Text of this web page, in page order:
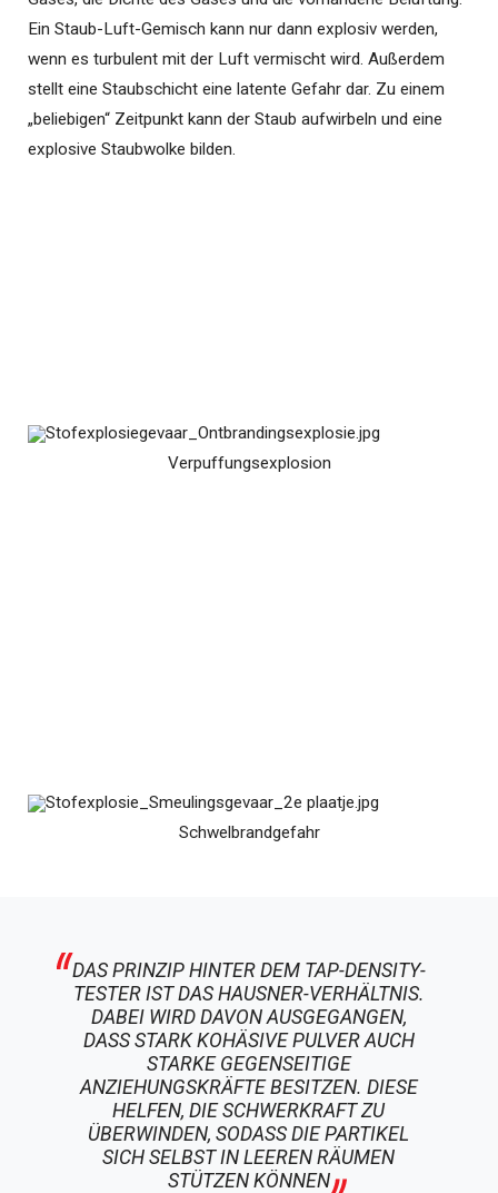
Ein Staub-Luft-Gemisch kann nur dann explosiv werden,
wenn es turbulent mit der Luft vermischt wird. Außerdem
stellt eine Staubschicht eine latente Gefahr dar. Zu einem
„beliebigen“ Zeitpunkt kann der Staub aufwirbeln und eine
explosive Staubwolke bilden.
Verpuffungsexplosion
Schwelbrandgefahr
DAS PRINZIP HINTER DEM TAP-DENSITY-
TESTER IST DAS HAUSNER-VERHÄLTNIS.
DABEI WIRD DAVON AUSGEGANGEN,
DASS STARK KOHÄSIVE PULVER AUCH
STARKE GEGENSEITIGE
ANZIEHUNGSKRÄFTE BESITZEN. DIESE
HELFEN, DIE SCHWERKRAFT ZU
ÜBERWINDEN, SODASS DIE PARTIKEL
SICH SELBST IN LEEREN RÄUMEN
STÜTZEN KÖNNEN